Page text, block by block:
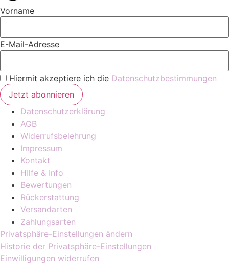
Vorname
E-Mail-Adresse
Hiermit akzeptiere ich die Datenschutzbestimmungen
Datenschutzerklärung
AGB
Widerrufsbelehrung
Impressum
Kontakt
HIlfe & Info
Bewertungen
Rückerstattung
Versandarten
Zahlungsarten
Privatsphäre-Einstellungen ändern
Historie der Privatsphäre-Einstellungen
Einwilligungen widerrufen